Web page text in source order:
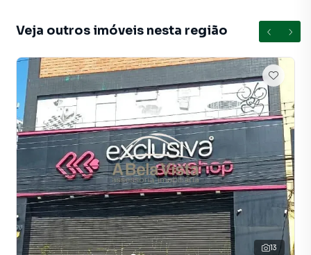
Veja outros imóveis nesta região
13